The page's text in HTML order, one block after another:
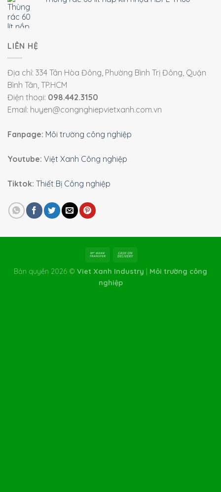
LIÊN HỆ
Địa chỉ: 334 Tân Hòa Đông, Phường Bình Trị Đông, Quận
Bình Tân, TP.HCM
Điện thoại: 098.442.3150
Email: huyen@congnghiepvietxanh.com.vn
Fanpage: Môi trường công nghiệp
Youtube: Việt Xanh Công nghiệp
Tiktok: Thiết Bị Công nghiệp
Bản quyền 2026 © Viet Xanh Industry
Môi trường công
nghiệp